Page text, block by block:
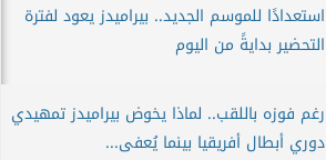
استعدادًا للموسم الجديد.. بيراميدز يعود لفترة
التحضير بدايةً من اليوم
رغم فوزه باللقب.. لماذا يخوض بيراميدز تمهيدي
دوري أبطال أفريقيا بينما يُعفى...